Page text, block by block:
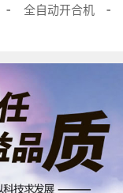
全自动冲孔机
自动料架
三角龙骨机
C型钢生产线
全自动开合机